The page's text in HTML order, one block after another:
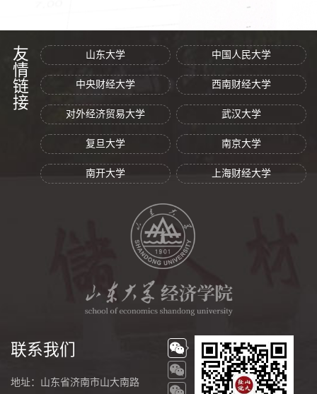
友情链接 山东大学 中国人民大学
中央财经大学 西南财经大学
对外经济贸易大学 武汉大学
复旦大学 南京大学
南开大学 上海财经大学
联系我们
地址：山东省济南市山大南路